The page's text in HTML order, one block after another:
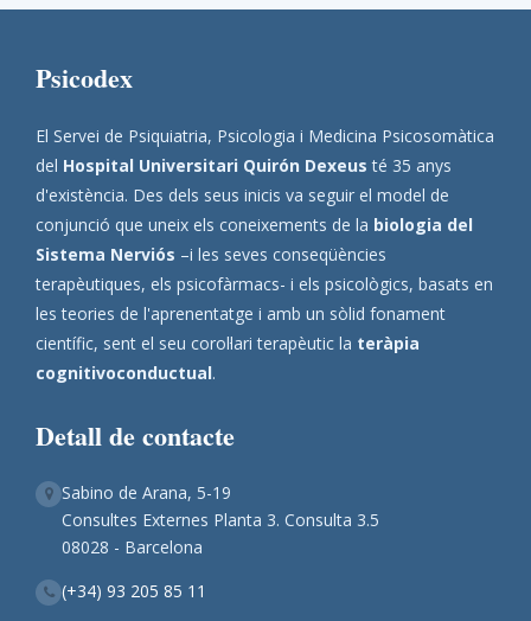
Psicodex
El Servei de Psiquiatria, Psicologia i Medicina Psicosomàtica
del Hospital Universitari Quirón Dexeus té 35 anys
d'existència. Des dels seus inicis va seguir el model de
conjunció que uneix els coneixements de la biologia del
Sistema Nerviós –i les seves conseqüències
terapèutiques, els psicofàrmacs- i els psicològics, basats en
les teories de l'aprenentatge i amb un sòlid fonament
científic, sent el seu corol·lari terapèutic la teràpia
cognitivoconductual.
Detall de contacte
Sabino de Arana, 5-19
Consultes Externes Planta 3. Consulta 3.5
08028 - Barcelona
(+34) 93 205 85 11